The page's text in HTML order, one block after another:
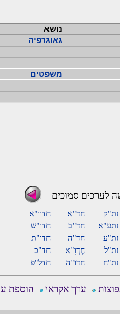
נושא
גאוגרפיה
משפטים
לערכים סמוכים
זת"ק חד"א
חדוו"א
זתע"א חד"ב
חדו"ש
זת"ע חד"ה
חדו"ת
זת"ל חֶדְוָ"א
חד"כ
זת"ח חדו"ה חדל"פ
ערך אקראי הוספת